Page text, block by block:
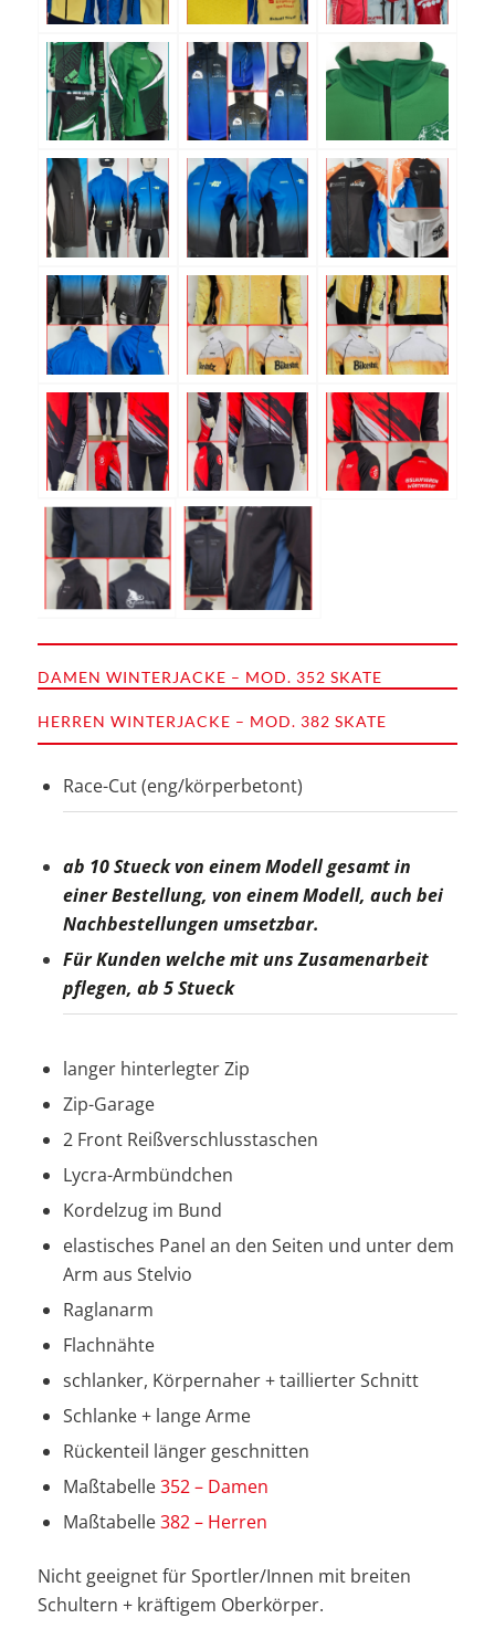
DAMEN WINTERJACKE – MOD. 352 SKATE
HERREN WINTERJACKE – MOD. 382 SKATE
Race-Cut (eng/körperbetont)
ab 10 Stueck von einem Modell gesamt in
einer Bestellung, von einem Modell, auch bei
Nachbestellungen umsetzbar.
Für Kunden welche mit uns Zusamenarbeit
pflegen, ab 5 Stueck
langer hinterlegter Zip
Zip-Garage
2 Front Reißverschlusstaschen
Lycra-Armbündchen
Kordelzug im Bund
elastisches Panel an den Seiten und unter dem
Arm aus Stelvio
Raglanarm
Flachnähte
schlanker, Körpernaher + taillierter Schnitt
Schlanke + lange Arme
Rückenteil länger geschnitten
Maßtabelle352 – Damen
Maßtabelle382 – Herren
Nicht geeignet für Sportler/Innen mit breiten
Schultern + kräftigem Oberkörper.